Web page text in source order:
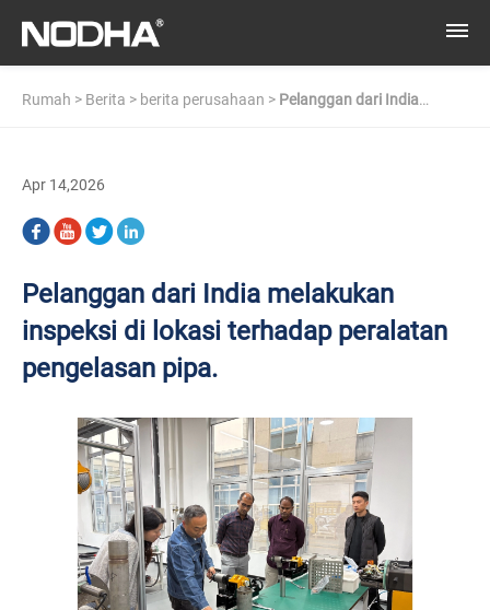
Rumah > Berita > berita perusahaan > Pelanggan dari India
Apr 14,2026
Pelanggan dari India melakukan
inspeksi di lokasi terhadap peralatan
pengelasan pipa.